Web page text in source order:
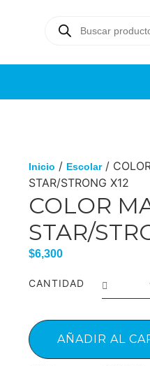
Inicio / Escolar/
STAR/STRONG X12
COLOR
STAR/
$6,300
CANTIDAD
AÑADIR AL